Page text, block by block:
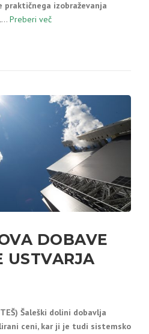
izobraževanja
… Preberi več
DOBAVE
USTVARJA
Šaleški dolini dobavlja
ceni, kar ji je tudi sistemsko